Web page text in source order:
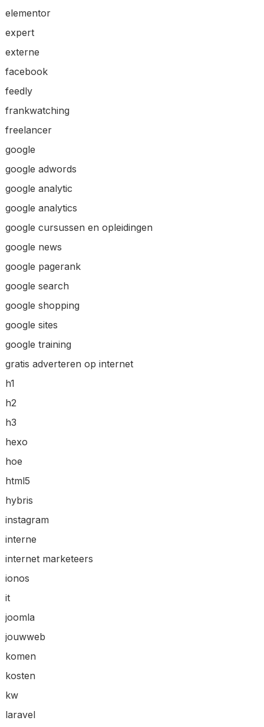
elementor
expert
externe
facebook
feedly
frankwatching
freelancer
google
google adwords
google analytic
google analytics
google cursussen en opleidingen
google news
google pagerank
google search
google shopping
google sites
google training
gratis adverteren op internet
h1
h2
h3
hexo
hoe
html5
hybris
instagram
interne
internet marketeers
ionos
it
joomla
jouwweb
komen
kosten
kw
laravel